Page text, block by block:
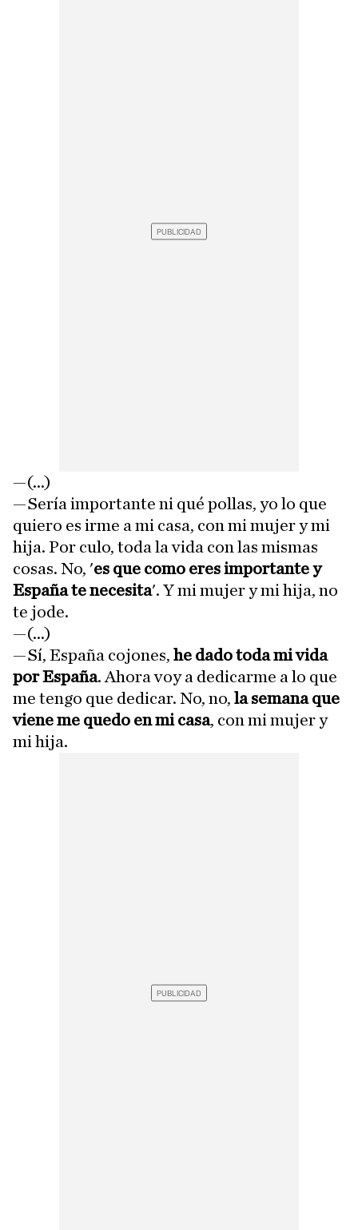
—(...)
—Sería importante ni qué pollas, yo lo que
quiero es irme a mi casa, con mi mujer y mi
hija. Por culo, toda la vida con las mismas
cosas. No, 'es que como eres importante y
España te necesita'. Y mi mujer y mi hija, no
te jode.
—(...)
—Sí, España cojones, he dado toda mi vida
por España. Ahora voy a dedicarme a lo que
me tengo que dedicar. No, no, la semana que
viene me quedo en mi casa, con mi mujer y
mi hija.